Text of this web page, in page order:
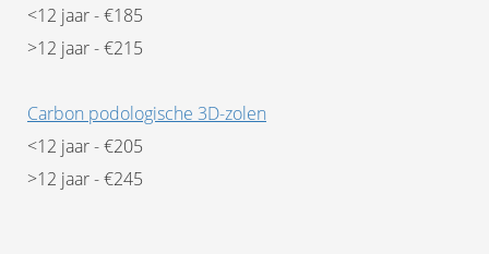
<12 jaar - €185
>12 jaar - €215
Carbon podologische 3D-zolen
<12 jaar - €205
>12 jaar - €245